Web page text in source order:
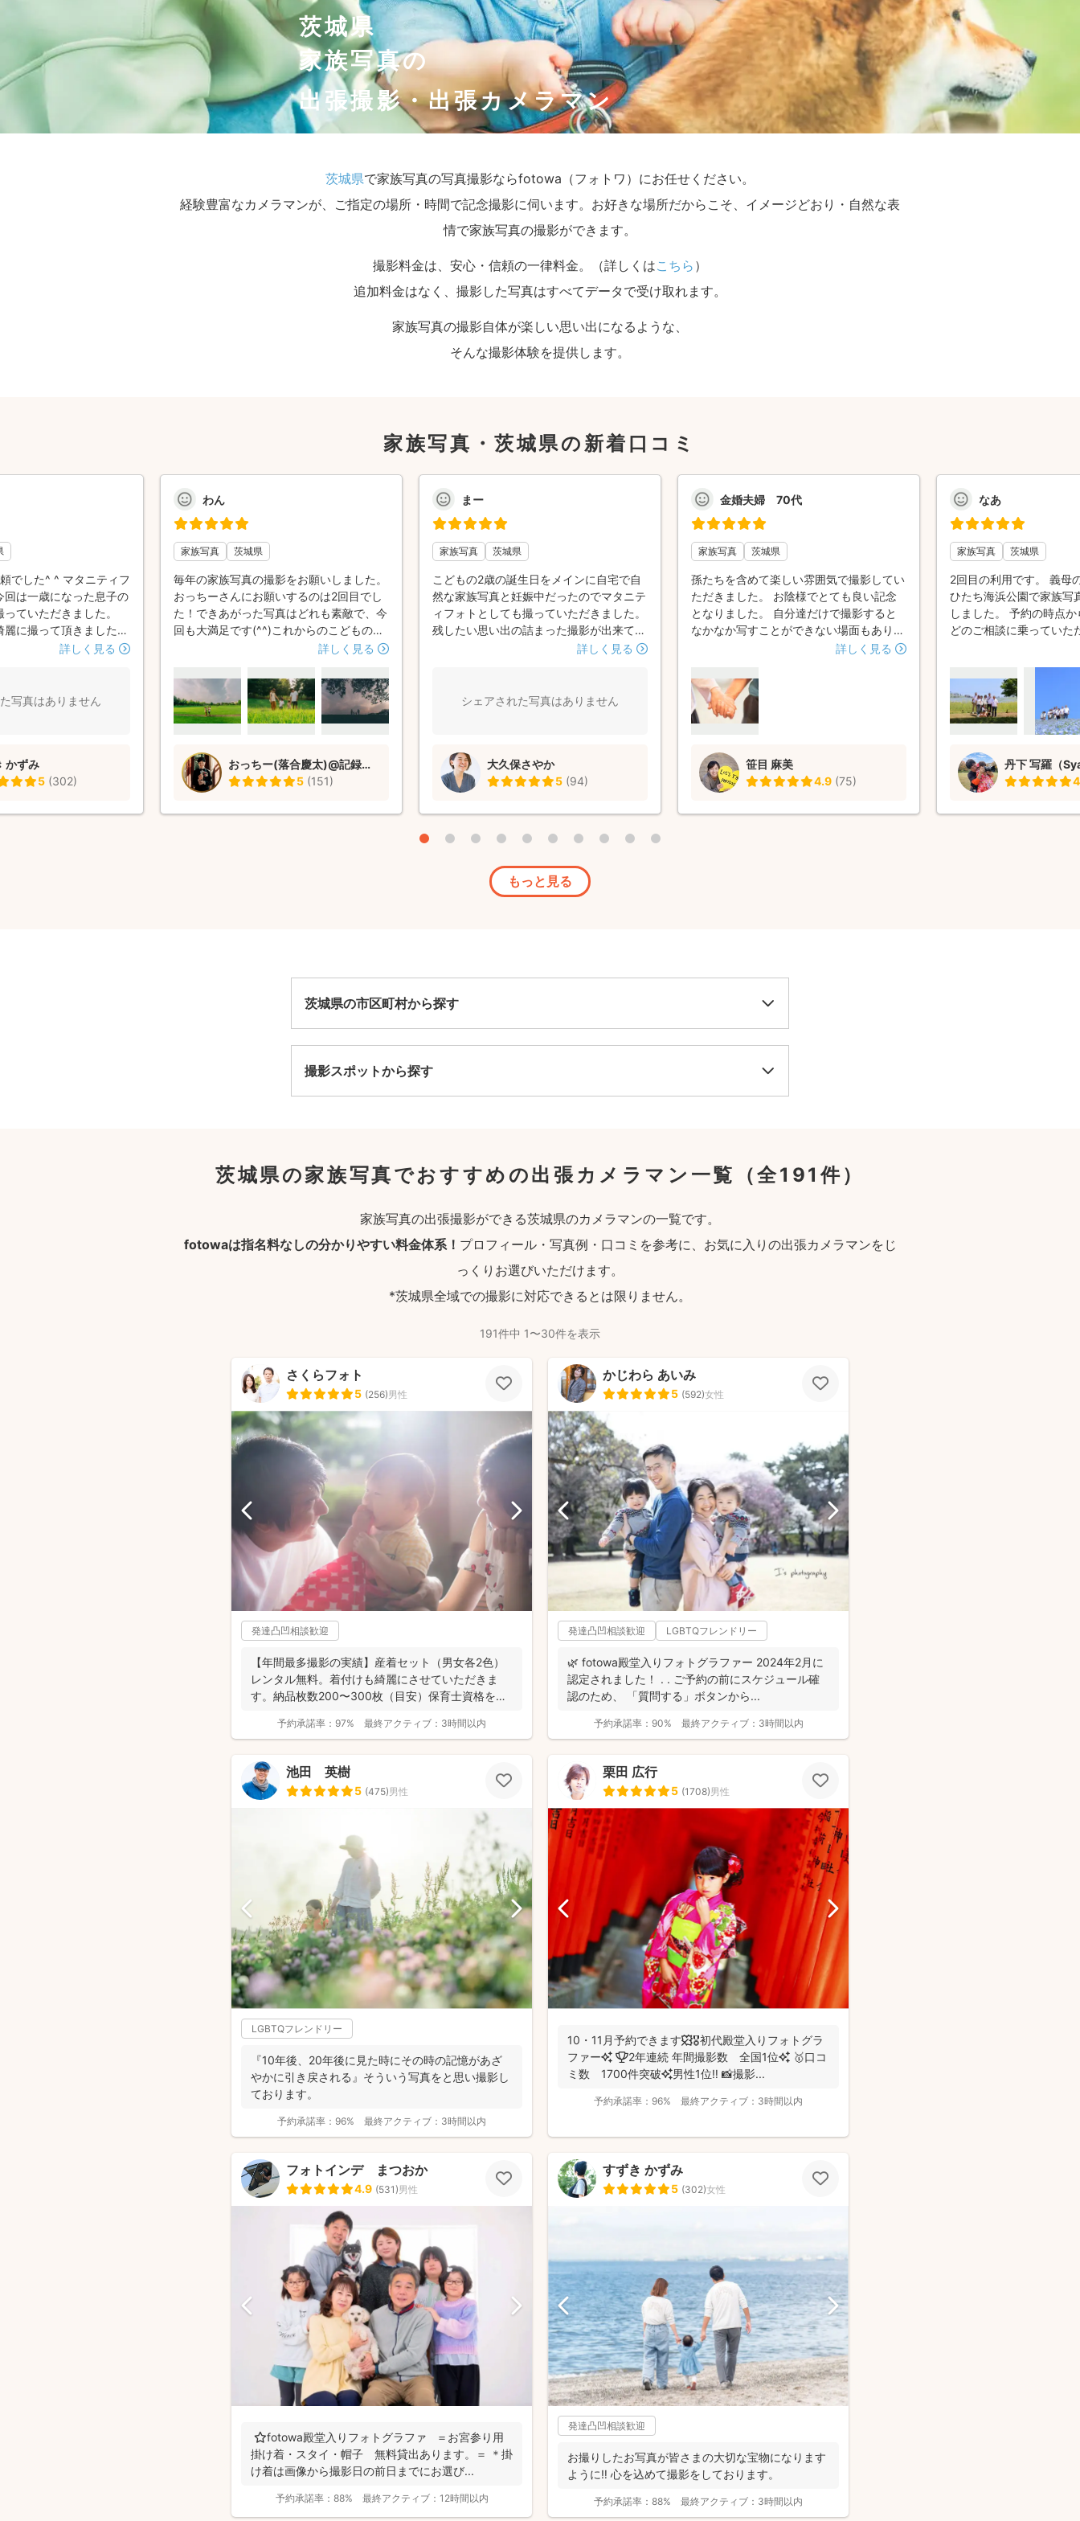
茨城県
家族写真の
出張撮影・出張カメラマン
茨城県で家族写真の写真撮影ならfotowa（フォトワ）にお任せください。
経験豊富なカメラマンが、ご指定の場所・時間で記念撮影に伺います。お好きな場所だからこそ、イメージどおり・自然な表
情で家族写真の撮影ができます。
撮影料金は、安心・信頼の一律料金。（詳しくはこちら ）
追加料金はなく、撮影した写真はすべてデータで受け取れます。
家族写真の撮影自体が楽しい思い出になるような、
そんな撮影体験を提供します。
家族写真・茨城県の新着口コミ
でした^ ^ マタニティフ
回は一歳になった息子の
ていただきました。
に撮って頂きました！
ありましたらよろしく
詳しく見る
写真はありません
かずみ
5 (302)
わん
家族写真 茨城県
毎年の家族写真の撮影をお願いしました。
おっちーさんにお願いするのは2回目でし
た！できあがった写真はどれも素敵で、今
回も大満足です(^^)これからのこどもの七
五三や家族写真なども、おっちーさんにお
詳しく見る
おっちー(落合慶太)@記録と記憶に彩りを💐
5 (151)
まー
家族写真 茨城県
こどもの2歳の誕生日をメインに自宅で自
然な家族写真と妊娠中だったのでマタニテ
ィフォトとしても撮っていただきました。
残したい思い出の詰まった撮影が出来て良
かったです。メッセージのやり取りや、実
詳しく見る
シェアされた写真はありません
大久保さやか
5 (94)
金婚夫婦 70代
家族写真 茨城県
孫たちを含めて楽しい雰囲気で撮影してい
ただきました。 お陰様でとても良い記念
となりました。 自分達だけで撮影すると
なかなか写すことができない場面もあり、
後日に会の様子を思い出す良き手掛かりと
詳しく見る
笹目 麻美
4.9 (75)
なあ
家族写真 茨城県
2回目の利用です。 義母
ひたち海浜公園で家族写
しました。 予約の時点
どのご相談に乗っていた
り、いろいろなシチュエ
出来、家族みんな大満足
義母のソロで撮っていた
然な表情を引き出して
お人柄のお陰で、今回
出来ました。 また機会
いました！
丹下 写羅（
もっと見る
茨城県の市区町村から探す
撮影スポットから探す
茨城県の家族写真でおすすめの出張カメラマン一覧 （全191件）
家族写真の出張撮影ができる茨城県のカメラマンの一覧です。
fotowaは指名料なしの分かりやすい料金体系！ プロフィール・写真例・口コミを参考に、お気に入りの出張カメラマンをじ
っくりお選びいただけます。
*茨城県全域での撮影に対応できるとは限りません。
191件中 1〜30件を表示
さくらフォト
5 (256)男性
発達凸凹相談歓迎
【年間最多撮影の実績】産着セット（男女各2色）
レンタル無料。着付けも綺麗にさせていただきま
す。納品枚数200〜300枚（目安）保育士資格を持
予約承諾率： 97% 最終アクティブ： 3時間以内
かじわら あいみ
5 (592)女性
発達凸凹相談歓迎 LGBTQフレンドリー
🌿 fotowa殿堂入りフォトグラファー 2024年2月に
認定されました！ . . ご予約の前にスケジュール確
認のため、 「質問する」ボタンから...
予約承諾率： 90% 最終アクティブ： 3時間以内
池田 英樹
5 (475)男性
LGBTQフレンドリー
『10年後、20年後に見た時にその時の記憶があざ
やかに引き戻される』そういう写真をと思い撮影し
ております。
予約承諾率： 96% 最終アクティブ： 3時間以内
栗田 広行
5 (1708)男性
10・11月予約できます🍁🎖初代殿堂入りフォトグラ
ファー✨ 🏆2年連続 年間撮影数 全国1位✨ 🥇口コ
ミ数 1700件突破✨男性1位‼️ 📸撮影...
予約承諾率： 96% 最終アクティブ： 3時間以内
フォトインデ まつおか
4.9 (531)男性
⭐️fotowa殿堂入りフォトグラファ ＝お宮参り用
掛け着・スタイ・帽子 無料貸出あります。＝ ＊掛
け着は画像から撮影日の前日までにお選び...
予約承諾率： 88% 最終アクティブ： 12時間以内
すずき かずみ
5 (302)女性
発達凸凹相談歓迎
お撮りしたお写真が皆さまの大切な宝物になります
ように‼︎ 心を込めて撮影をしております。
予約承諾率： 88% 最終アクティブ： 3時間以内